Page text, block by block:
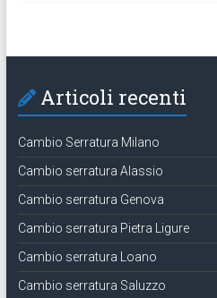
Articoli recenti
Cambio Serratura Milano
Cambio serratura Alassio
Cambio serratura Genova
Cambio serratura Pietra Ligure
Cambio serratura Loano
Cambio serratura Saluzzo